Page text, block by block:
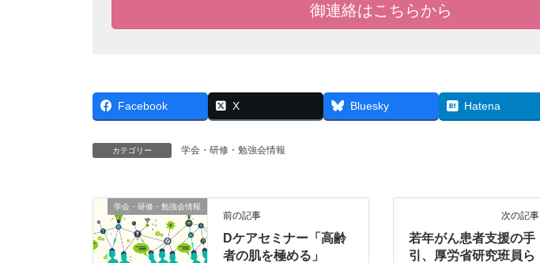
御連絡はこちらから
Facebook X Bluesky Hatena
カテゴリー 学会・研修・勉強会情報
学会・研修・勉強会情報
前の記事
Dケアセミナー「高齢
者の肌を極める」
次の記事
若年がん患者支援の手
引、厚労省研究班員ら